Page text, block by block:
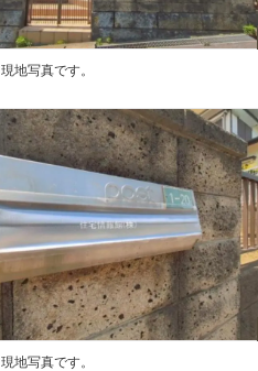
現地写真です。
現地写真です。